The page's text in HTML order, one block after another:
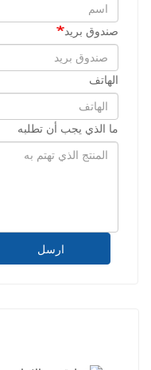
صندوق بريد
الهاتف
ما الذي يجب أن تطلبه
ارسل